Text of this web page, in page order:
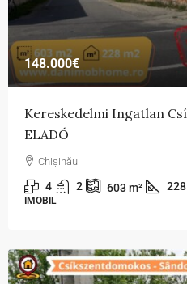
148.000€
Kereskedelmi Ingatlan
ELADÓ
Chișinău
4 2 603m² 228
IMOBIL